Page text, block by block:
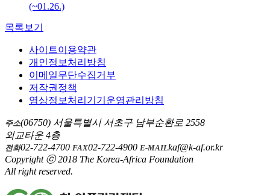
(~01.26.)
목록보기
사이트이용약관
개인정보처리방침
이메일무단수집거부
저작권정책
영상정보처리기기운영관리방침
주소(06750) 서울특별시 서초구 남부순환로 2558
외교타운 4층
전화02-722-4700 FAX02-722-4900 E-MAILkaf@k-af.or.kr
Copyright ⓒ 2018 The Korea-Africa Foundation
All right reserved.